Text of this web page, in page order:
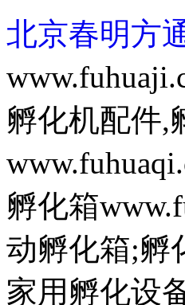
北京春明方
孵化机配件,
孵化箱
动孵化箱;孵
家用孵化设